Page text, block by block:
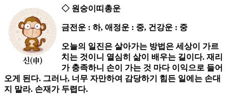
◇ 원숭이띠총운
금전운 : 하, 애정운 : 중, 건강운 : 중
오늘의 일진은 살아가는 방법은 세상이 가르
치는 것이니 열심히 삶이 배우는 길이다. 재리
가 충족하니 손이 가는 것 마다 이익으로 들어
오게 된다. 그러나, 너무 자만하여 감당하기 힘든 일에는 손대
지 말라. 손재가 두렵다.